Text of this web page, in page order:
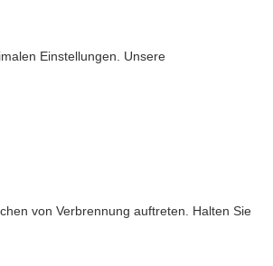
Einstellungen. Unsere
von Verbrennung auftreten. Halten Sie